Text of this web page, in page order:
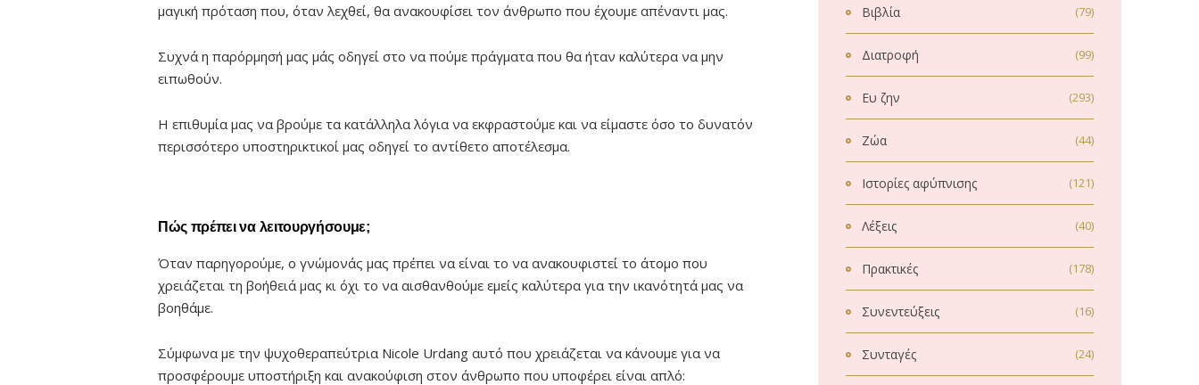
μαγική πρόταση που, όταν λεχθεί, θα ανακουφίσει τον άνθρωπο που έχουμε απέναντι μας.
Συχνά η παρόρμησή μας μάς οδηγεί στο να πούμε πράγματα που θα ήταν καλύτερα να μην
ειπωθούν.
Η επιθυμία μας να βρούμε τα κατάλληλα λόγια να εκφραστούμε και να είμαστε όσο το δυνατόν
περισσότερο υποστηρικτικοί μας οδηγεί το αντίθετο αποτέλεσμα.
Πώς πρέπει να λειτουργήσουμε;
Όταν παρηγορούμε, ο γνώμονάς μας πρέπει να είναι το να ανακουφιστεί το άτομο που
χρειάζεται τη βοήθειά μας κι όχι το να αισθανθούμε εμείς καλύτερα για την ικανότητά μας να
βοηθάμε.
Σύμφωνα με την ψυχοθεραπεύτρια Nicole Urdang αυτό που χρειάζεται να κάνουμε για να
προσφέρουμε υποστήριξη και ανακούφιση στον άνθρωπο που υποφέρει είναι απλό:
Βιβλία (79)
Διατροφή (99)
Ευ ζην (293)
Ζώα (44)
Ιστορίες αφύπνισης (121)
Λέξεις (40)
Πρακτικές (178)
Συνεντεύξεις (16)
Συνταγές (24)